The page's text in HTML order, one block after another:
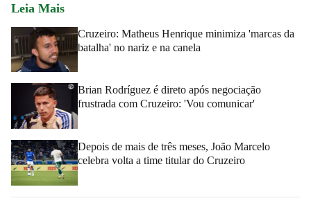
Leia Mais
Cruzeiro: Matheus Henrique minimiza 'marcas da
batalha' no nariz e na canela
Brian Rodríguez é direto após negociação
frustrada com Cruzeiro: 'Vou comunicar'
Depois de mais de três meses, João Marcelo
celebra volta a time titular do Cruzeiro